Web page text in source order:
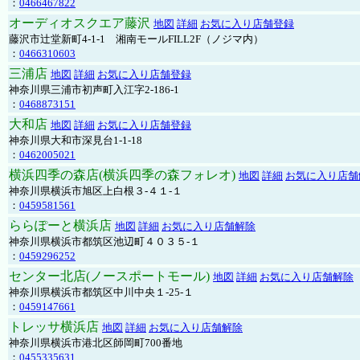
： 0466467822
オーディオスクエア藤沢 地図 詳細 お気に入り店舗登録
藤沢市辻堂新町4-1-1 湘南モールFILL2F（ノジマ内）
： 0466310603
三浦店 地図 詳細 お気に入り店舗登録
神奈川県三浦市初声町入江字2-186-1
： 0468873151
大和店 地図 詳細 お気に入り店舗登録
神奈川県大和市深見台1-1-18
： 0462005021
横浜四季の森店(横浜四季の森フォレオ) 地図 詳細 お気に入り店
神奈川県横浜市旭区上白根３-４１-１
： 0459581561
ららぽーと横浜店 地図 詳細 お気に入り店舗解除
神奈川県横浜市都筑区池辺町４０３５-１
： 0459296252
センター北店(ノースポートモール) 地図 詳細 お気に入り店舗解除
神奈川県横浜市都筑区中川中央１-25-１
： 0459147661
トレッサ横浜店 地図 詳細 お気に入り店舗解除
神奈川県横浜市港北区師岡町700番地
： 0455335631